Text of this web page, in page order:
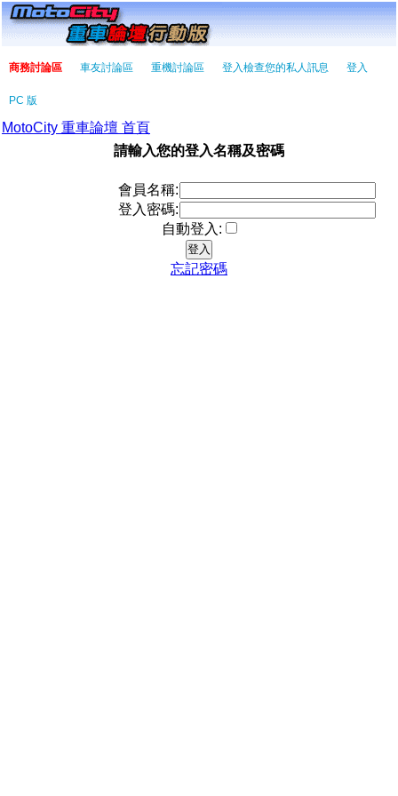
商務討論區 車友討論區 重機討論區 登入檢查您的私人訊息 登入
PC 版
MotoCity 重車論壇 首頁
請輸入您的登入名稱及密碼
會員名稱:
登入密碼:
自動登入:
忘記密碼